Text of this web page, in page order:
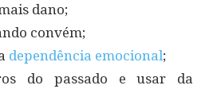
dano;
convém;
dependência emocional;
do passado e usar da